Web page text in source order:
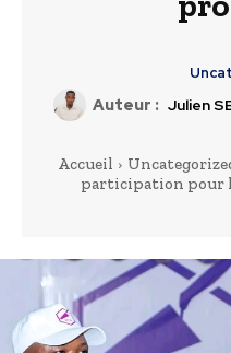
Auteur : Julien
Accueil
participation pour